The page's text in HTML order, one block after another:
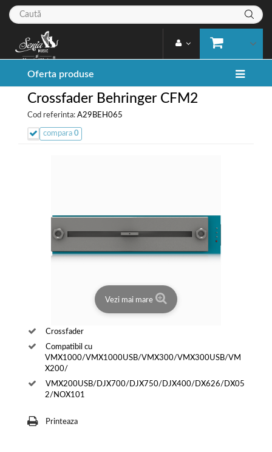
Oferta produse
Crossfader Behringer CFM2
Cod referinta: A29BEH065
compara 0
Vezi mai mare
Crossfader
Compatibil cu
VMX1000/VMX1000USB/VMX300/VMX300USB/VM
X200/
VMX200USB/DJX700/DJX750/DJX400/DX626/DX05
2/NOX101
Printeaza